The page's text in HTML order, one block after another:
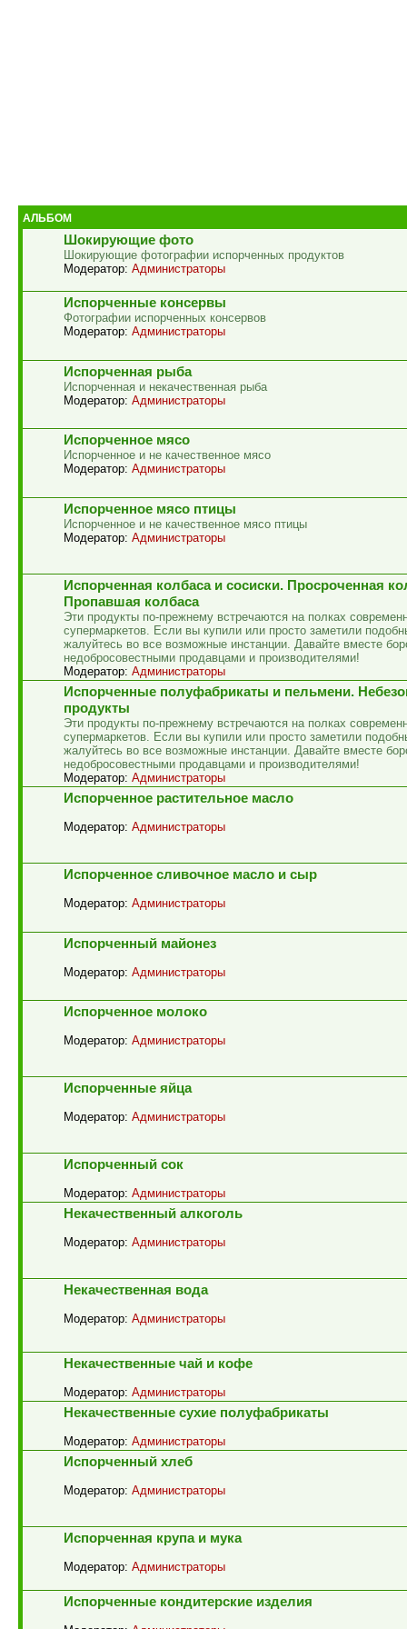
АЛЬБОМ
Шокирующие фото
Шокирующие фотографии испорченных продуктов
Модератор: Администраторы
Испорченные консервы
Фотографии испорченных консервов
Модератор: Администраторы
Испорченная рыба
Испорченная и некачественная рыба
Модератор: Администраторы
Испорченное мясо
Испорченное и не качественное мясо
Модератор: Администраторы
Испорченное мясо птицы
Испорченное и не качественное мясо птицы
Модератор: Администраторы
Испорченная колбаса и сосиски. Просроченная
Пропавшая колбаса
Эти продукты по-прежнему встречаются на полках
супермаркетов. Если вы купили или просто заметили
жалуйтесь во все возможные инстанции. Давайте вместе
недобросовестными продавцами и производителями!
Модератор: Администраторы
Испорченные полуфабрикаты и пельмени.
продукты
Эти продукты по-прежнему встречаются на полках
супермаркетов. Если вы купили или просто заметили
жалуйтесь во все возможные инстанции. Давайте вместе
недобросовестными продавцами и производителями!
Модератор: Администраторы
Испорченное растительное масло
Модератор: Администраторы
Испорченное сливочное масло и сыр
Модератор: Администраторы
Испорченный майонез
Модератор: Администраторы
Испорченное молоко
Модератор: Администраторы
Испорченные яйца
Модератор: Администраторы
Испорченный сок
Модератор: Администраторы
Некачественный алкоголь
Модератор: Администраторы
Некачественная вода
Модератор: Администраторы
Некачественные чай и кофе
Модератор: Администраторы
Некачественные сухие полуфабрикаты
Модератор: Администраторы
Испорченный хлеб
Модератор: Администраторы
Испорченная крупа и мука
Модератор: Администраторы
Испорченные кондитерские изделия